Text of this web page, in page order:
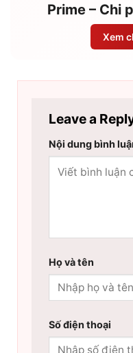
Prime – Chi
Xem
Leave a
Nội dung bình
Họ và tên
Số điện thoại